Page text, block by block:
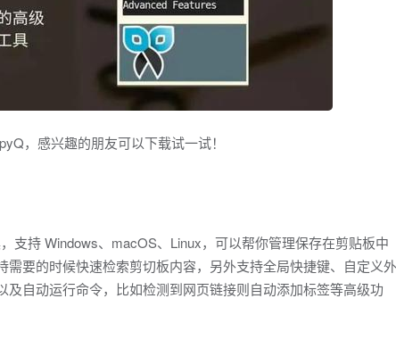
，感兴趣的朋友可以下载试一试！
支持 Windows、macOS、Linux，可以帮你管理保存在剪贴板中
要的时候快速检索剪切板内容，另外支持全局快捷键、自定义外
自动运行命令，比如检测到网页链接则自动添加标签等高级功